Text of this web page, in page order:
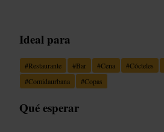
Ideal para
#Restaurante #Bar #Cena #Cócteles
#Comidaurbana #Copas
Qué esperar